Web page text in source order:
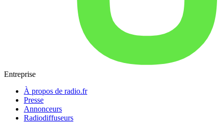
Entreprise
À propos de radio.fr
Presse
Annonceurs
Radiodiffuseurs